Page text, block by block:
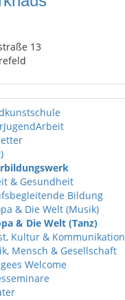
13
& Gesundheit
Bildung
& Die Welt (Musik)
& Die Welt (Tanz)
Kultur & Kommunikation
Mensch & Gesellschaft
Welcome